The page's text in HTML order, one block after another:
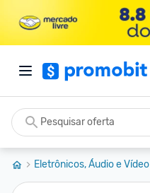
Eletrônicos, Áudio e Vídeo